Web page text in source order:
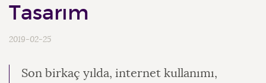
Tasarım
2019-02-25
Son birkaç yılda, internet kullanımı,